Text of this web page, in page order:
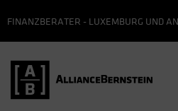
FINANZBERATER - LUXEMBURG UND